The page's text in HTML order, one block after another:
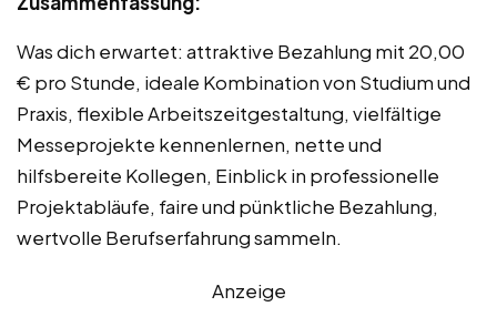
Was dich erwartet: attraktive Bezahlung mit 20,00
€ pro Stunde, ideale Kombination von Studium und
Praxis, flexible Arbeitszeitgestaltung, vielfältige
Messeprojekte kennenlernen, nette und
hilfsbereite Kollegen, Einblick in professionelle
Projektabläufe, faire und pünktliche Bezahlung,
wertvolle Berufserfahrung sammeln.
Anzeige